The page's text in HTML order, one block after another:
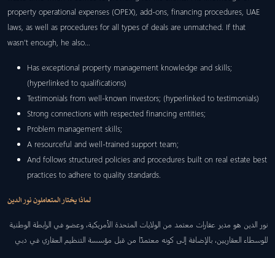
property operational expenses (OPEX), add-ons, financing procedures, UAE
laws, as well as procedures for all types of deals are unmatched. If that
wasn’t enough, he also…
Has exceptional property management knowledge and skills;
(hyperlinked to qualifications)
Testimonials from well-known investors; (hyperlinked to testimonials)
Strong connections with respected financing entities;
Problem management skills;
A resourceful and well-trained support team;
And follows structured policies and procedures built on real estate best
practices to adhere to quality standards.
لماذا يختار المتعاملون نور الدين
نور الدين هو مدير عقارات معتمد من الولايات المتحدة الأمريكية، وعضو في الرابطة الوطنية
للوسطاء العقاريين، بالإضافة إلى كونه معتمدًا من قبل مؤسسة التنظيم العقاري في دبي